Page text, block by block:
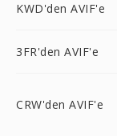
KWD'den AVIF'e
3FR'den AVIF'e
CRW'den AVIF'e